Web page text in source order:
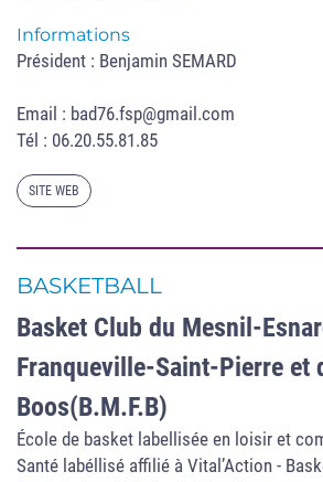
Informations
Président : Benjamin SEMARD
Email : bad76.fsp@gmail.com
Tél : 06.20.55.81.85
SITE WEB
BASKETBALL
Basket Club du Mesnil-
Franqueville-Saint-Pierre et
Boos(B.M.F.B)
École de basket labellisée en loisir et
Santé labéllisé affilié à Vital’Action -